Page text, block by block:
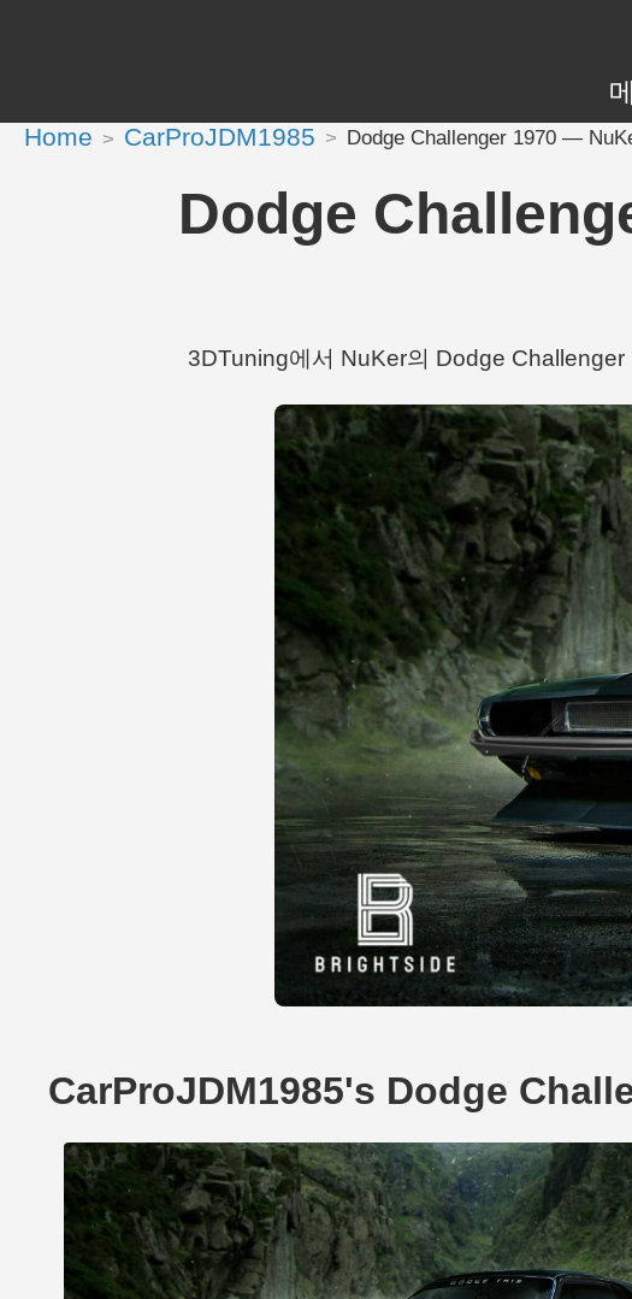
Home CarProJDM1985 Dodge Challenger 1970 —
Dodge
3DTuning에서 NuKer의 Dodge
CarProJDM1985's Dodge